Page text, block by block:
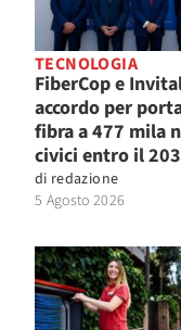
TECNOLOGIA
FiberCop e
accordo per
fibra a 477 mila
civici entro il
di redazione
5 Agosto 2026